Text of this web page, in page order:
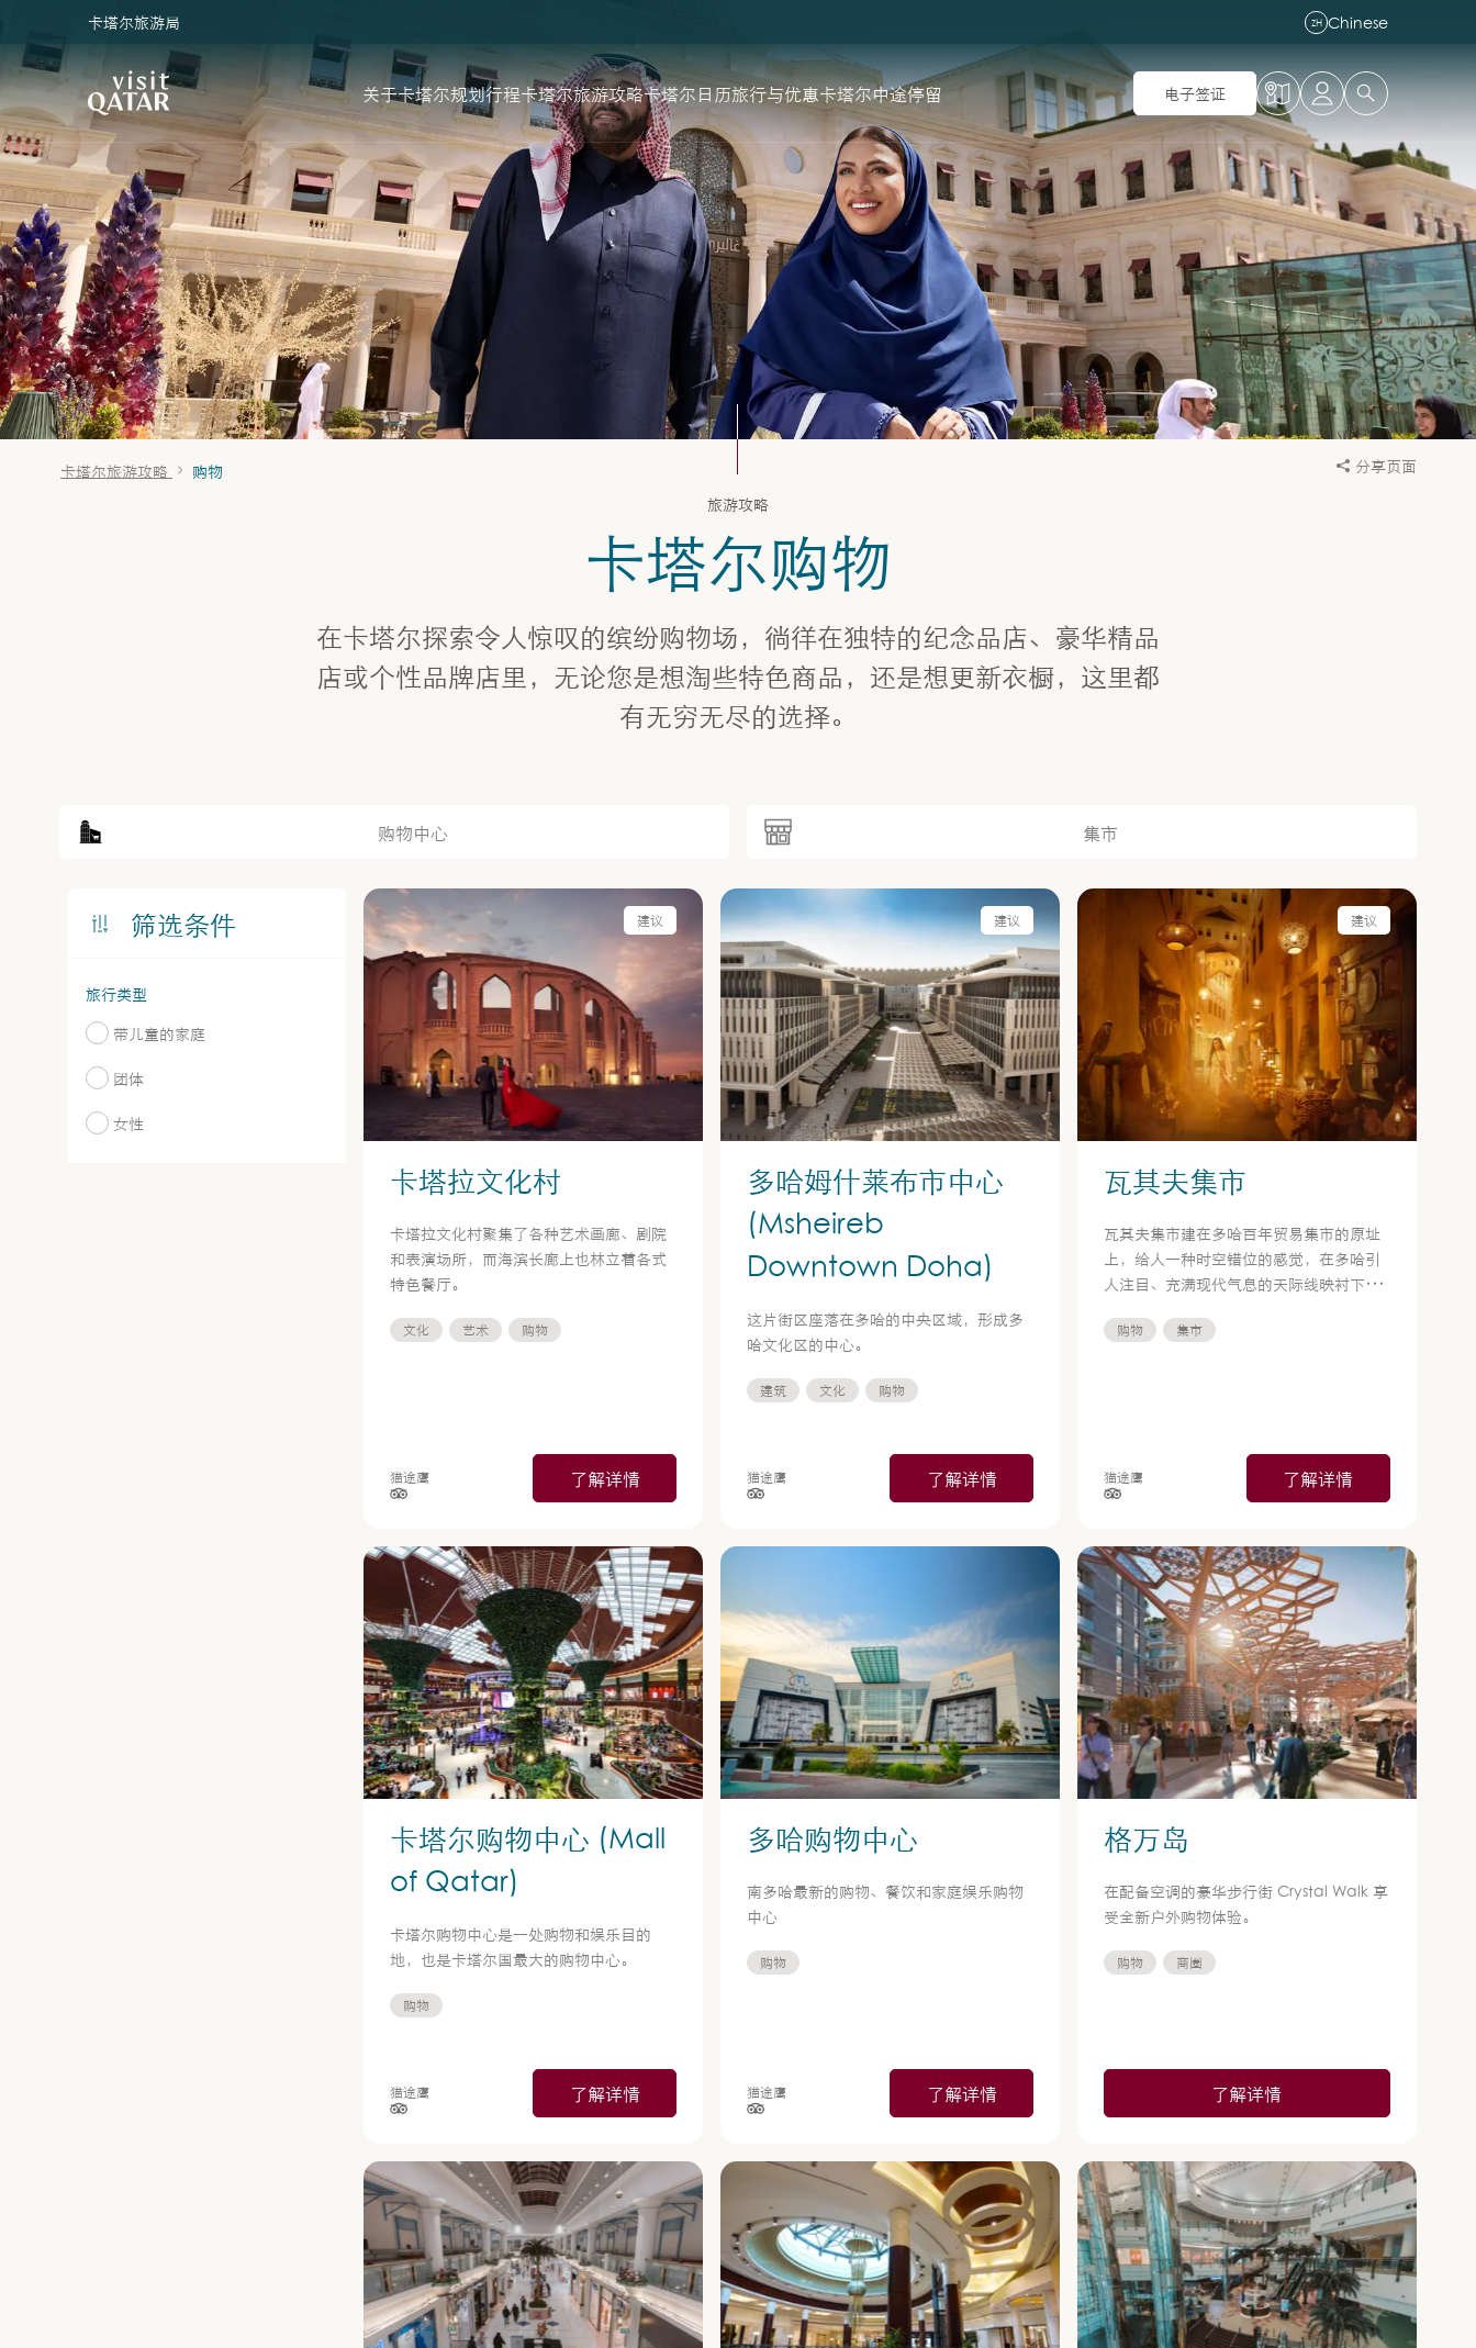
VisitQatar 首页
卡塔尔旅游局 ZH Chinese
关于卡塔尔规划行程卡塔尔旅游攻略卡塔尔日历旅行与优惠卡塔尔中途停留 电子签证
卡塔尔旅游攻略 购物
分享页面
旅游攻略
卡塔尔购物
在卡塔尔探索令人惊叹的缤纷购物场，徜徉在独特的纪念品店、豪华精品
店或个性品牌店里，无论您是想淘些特色商品，还是想更新衣橱，这里都
有无穷无尽的选择。
购物中心 集市
筛选条件
旅行类型
带儿童的家庭
团体
女性
建议
文化 艺术 购物
卡塔拉文化村
卡塔拉文化村聚集了各种艺术画廊、剧院
和表演场所，而海滨长廊上也林立着各式
特色餐厅。
猫途鹰
星级（按 5 星制评分），依据为
了解详情
建议
建筑 文化 购物
多哈姆什莱布市中心
(Msheireb
Downtown Doha)
这片街区座落在多哈的中央区域，形成多
哈文化区的中心。
猫途鹰
星级（按 5 星制评分），依据为
了解详情
建议
购物 集市
瓦其夫集市
瓦其夫集市建在多哈百年贸易集市的原址
上，给人一种时空错位的感觉，在多哈引
人注目、充满现代气息的天际线映衬下尤
猫途鹰
星级（按 5 星制评分），依据为
了解详情
购物
卡塔尔购物中心 (Mall
of Qatar)
卡塔尔购物中心是一处购物和娱乐目的
地，也是卡塔尔国最大的购物中心。
猫途鹰
星级（按 5 星制评分），依据为
了解详情
购物
多哈购物中心
南多哈最新的购物、餐饮和家庭娱乐购物
中心
猫途鹰
星级（按 5 星制评分），依据为
了解详情
购物 商圈
格万岛
在配备空调的豪华步行街 Crystal Walk 享
受全新户外购物体验。
了解详情